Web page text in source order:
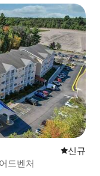
신규 숙소
신규
드벤처